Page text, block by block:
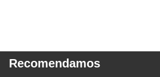
Recomendamos